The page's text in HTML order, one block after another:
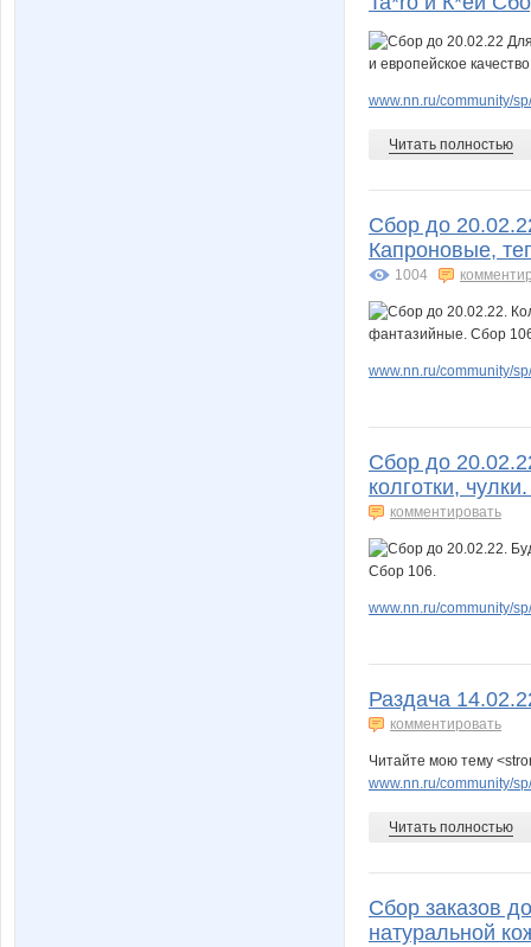
www.nn.ru/community/
Читать полностью
Сбор до
Капроновые,
1004
www.nn.ru/community/
Сбор до
колготки,
комментировать
www.nn.ru/community/
Раздача
комментировать
Читайте мою тему
www.nn.ru/community/
Читать полностью
Сбор заказов
натуральной